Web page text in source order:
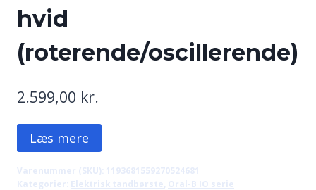
hvid
(roterende/oscillerende)
2.599,00 kr.
Læs mere
Varenummer (SKU): 1193681559270524681
Kategorier: Elektrisk tandbørste Oral-B IO serie